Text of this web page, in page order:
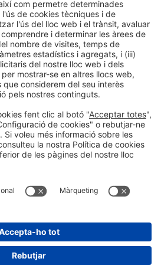
saludablehabitatge
Innovació en software Intel·ligència
Tendències
a les xarxes socials